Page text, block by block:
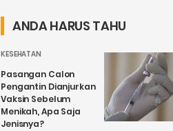
ANDA HARUS TAHU
KESEHATAN
Pasangan Calon
Pengantin Dianjurkan
Vaksin Sebelum
Menikah, Apa Saja
Jenisnya?